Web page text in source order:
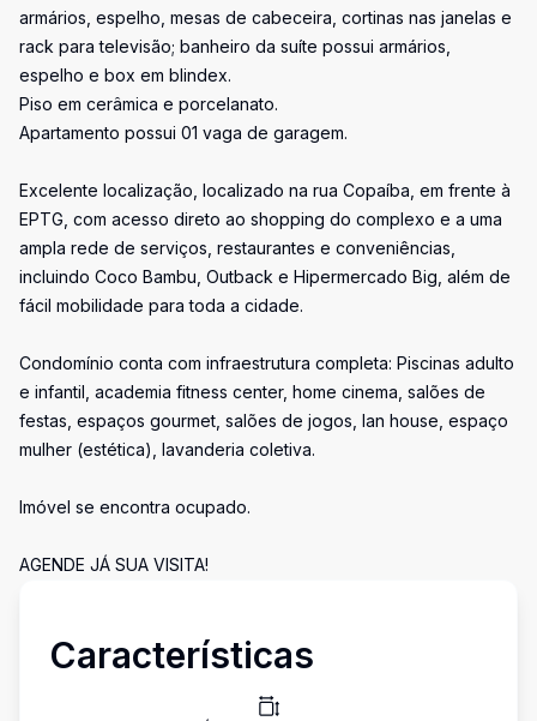
armários, espelho, mesas de cabeceira, cortinas nas janelas e
rack para televisão; banheiro da suíte possui armários,
espelho e box em blindex.
Piso em cerâmica e porcelanato.
Apartamento possui 01 vaga de garagem.
Excelente localização, localizado na rua Copaíba, em frente à
EPTG, com acesso direto ao shopping do complexo e a uma
ampla rede de serviços, restaurantes e conveniências,
incluindo Coco Bambu, Outback e Hipermercado Big, além de
fácil mobilidade para toda a cidade.
Condomínio conta com infraestrutura completa: Piscinas adulto
e infantil, academia fitness center, home cinema, salões de
festas, espaços gourmet, salões de jogos, lan house, espaço
mulher (estética), lavanderia coletiva.
Imóvel se encontra ocupado.
AGENDE JÁ SUA VISITA!
Características